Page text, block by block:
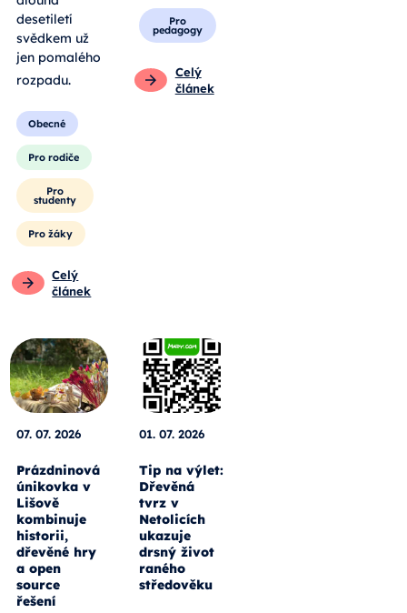
desetiletí
svědkem už
jen pomalého
rozpadu.
Obecné
Pro rodiče
Pro
studenty
Pro žáky
Celý
článek
Pro
pedagogy
Celý
článek
07. 07. 2026
Prázdninová
únikovka v
Lišově
kombinuje
historii,
dřevěné hry
a open
source
řešení
01. 07. 2026
Tip na výlet:
Dřevěná
tvrz v
Netolicích
ukazuje
drsný život
raného
středověku